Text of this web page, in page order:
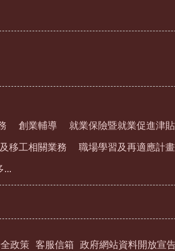
創業輔導 就業保險暨就業促進津貼
移工相關業務 職場學習及再適應計畫
...
政策 客服信箱 政府網站資料開放宣